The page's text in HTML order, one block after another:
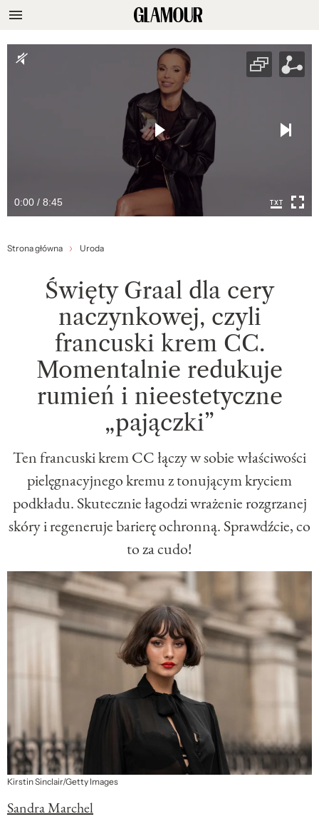
0:00 / 8:45
Strona główna Uroda
Święty Graal dla cery
naczynkowej, czyli
francuski krem CC.
Momentalnie redukuje
rumień i nieestetyczne
„pajączki”
Ten francuski krem CC łączy w sobie właściwości
pielęgnacyjnego kremu z tonującym kryciem
podkładu. Skutecznie łagodzi wrażenie rozgrzanej
skóry i regeneruje barierę ochronną. Sprawdźcie, co
to za cudo!
Kirstin Sinclair/Getty Images
Sandra Marchel